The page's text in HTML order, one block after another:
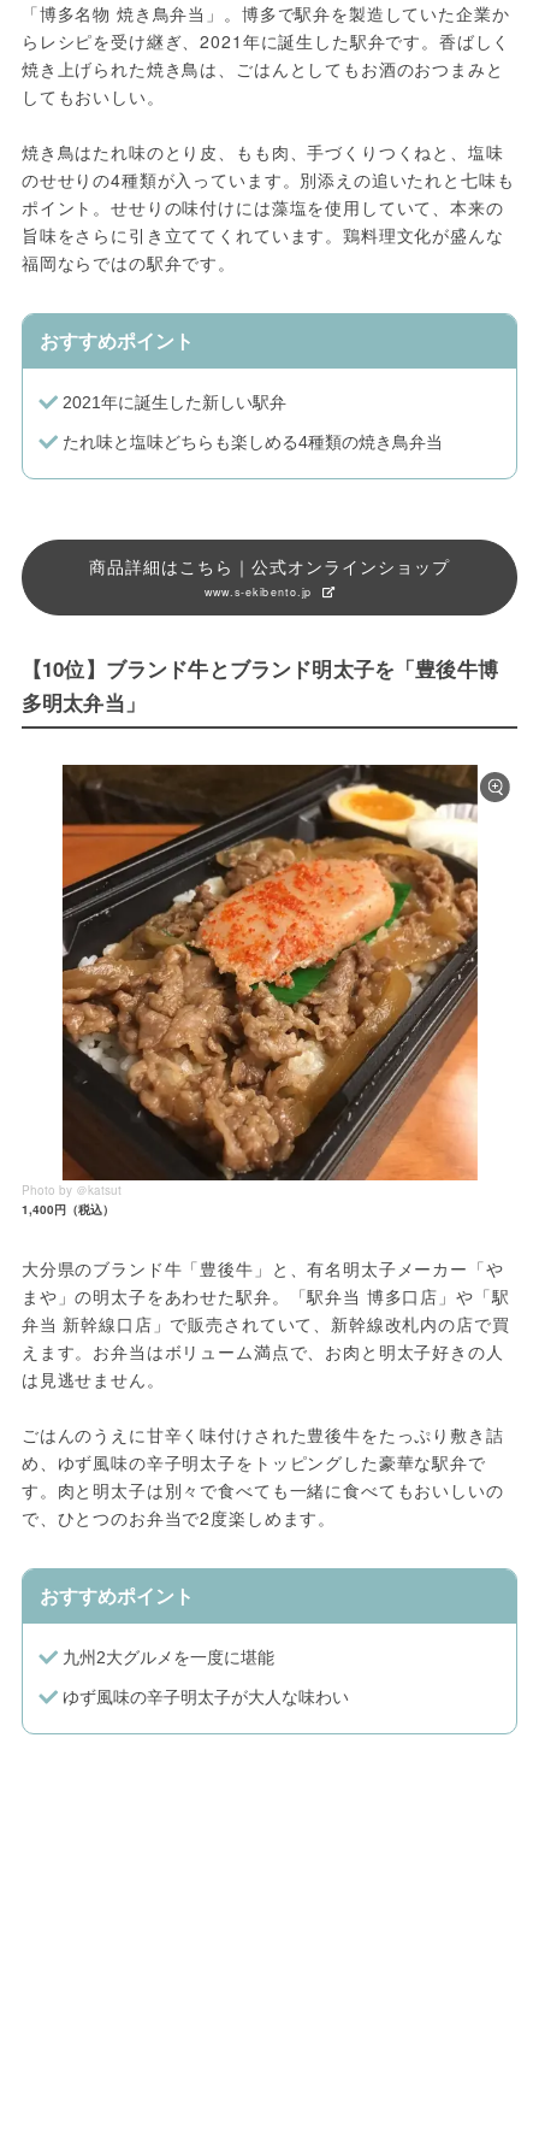
「博多名物 焼き鳥弁当」。博多で駅弁を製造していた企業か
らレシピを受け継ぎ、2021年に誕生した駅弁です。香ばしく
焼き上げられた焼き鳥は、ごはんとしてもお酒のおつまみと
してもおいしい。
焼き鳥はたれ味のとり皮、もも肉、手づくりつくねと、塩味
のせせりの4種類が入っています。別添えの追いたれと七味も
ポイント。せせりの味付けには藻塩を使用していて、本来の
旨味をさらに引き立ててくれています。鶏料理文化が盛んな
福岡ならではの駅弁です。
おすすめポイント
2021年に誕生した新しい駅弁
たれ味と塩味どちらも楽しめる4種類の焼き鳥弁当
商品詳細はこちら｜公式オンラインショップ
www.s-ekibento.jp
【10位】ブランド牛とブランド明太子を「豊後牛博
多明太弁当」
Photo by ＠katsut
1,400円（税込）
大分県のブランド牛「豊後牛」と、有名明太子メーカー「や
まや」の明太子をあわせた駅弁。「駅弁当 博多口店」や「駅
弁当 新幹線口店」で販売されていて、新幹線改札内の店で買
えます。お弁当はボリューム満点で、お肉と明太子好きの人
は見逃せません。
ごはんのうえに甘辛く味付けされた豊後牛をたっぷり敷き詰
め、ゆず風味の辛子明太子をトッピングした豪華な駅弁で
す。肉と明太子は別々で食べても一緒に食べてもおいしいの
で、ひとつのお弁当で2度楽しめます。
おすすめポイント
九州2大グルメを一度に堪能
ゆず風味の辛子明太子が大人な味わい